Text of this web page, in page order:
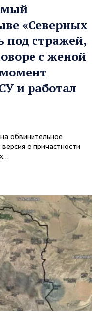
«Северных
под стражей,
с женой
и работал
обвинительное
о причастности